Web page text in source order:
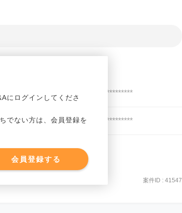
にログインしてくださ
でない方は、会員登録を
会員登録する
事業資産 ********************
業負債 ********************
案件ID : 41547